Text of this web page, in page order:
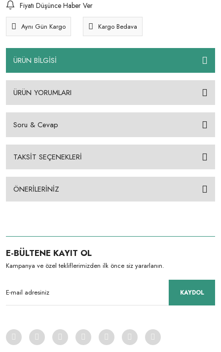
Fiyatı Düşünce Haber Ver
Aynı Gün Kargo Kargo Bedava
ÜRÜN BİLGİSİ
ÜRÜN YORUMLARI
Soru & Cevap
TAKSİT SEÇENEKLERİ
ÖNERİLERİNİZ
E-BÜLTENE KAYIT OL
Kampanya ve özel tekliflerimizden ilk önce siz yararlanın.
KAYDOL